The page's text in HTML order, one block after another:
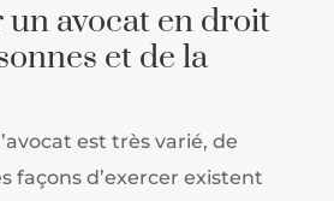
un avocat en droit
et de la
est très varié, de
façons d’exercer existent